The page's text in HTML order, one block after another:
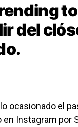
del
ocasionado el
Instagram por